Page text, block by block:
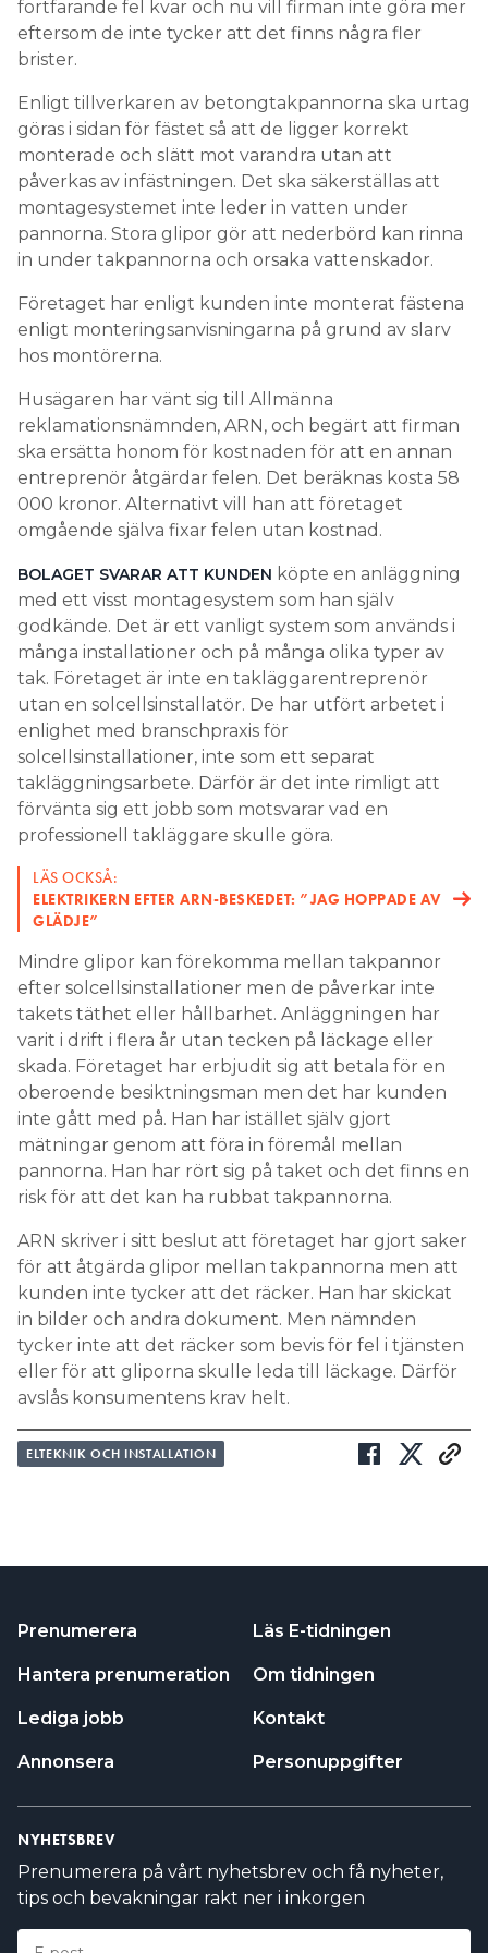
– I Sverige, där vi mest installerar på tak och alla tak
produktion över dagen. Nu, när vi får allt fler och
allt större solparker som är södervända, kommer vi
att se den här effekten också i Sverige. Det kommer
att påverka timpriset negativt mitt på dagen.
fortfarande fel kvar och nu vill firman inte göra mer
eftersom de inte tycker att det finns några fler
brister.
Enligt tillverkaren av betongtakpannorna ska urtag
göras i sidan för fästet så att de ligger korrekt
monterade och slätt mot varandra utan att
påverkas av infästningen. Det ska säkerställas att
montagesystemet inte leder in vatten under
pannorna. Stora glipor gör att nederbörd kan rinna
in under takpannorna och orsaka vattenskador.
Företaget har enligt kunden inte monterat fästena
enligt monteringsanvisningarna på grund av slarv
hos montörerna.
Husägaren har vänt sig till Allmänna
reklamationsnämnden, ARN, och begärt att firman
ska ersätta honom för kostnaden för att en annan
entreprenör åtgärdar felen. Det beräknas kosta 58
000 kronor. Alternativt vill han att företaget
omgående själva fixar felen utan kostnad.
BOLAGET SVARAR ATT KUNDEN köpte en anläggning
med ett visst montagesystem som han själv
godkände. Det är ett vanligt system som används i
många installationer och på många olika typer av
tak. Företaget är inte en takläggarentreprenör
utan en solcellsinstallatör. De har utfört arbetet i
enlighet med branschpraxis för
solcellsinstallationer, inte som ett separat
takläggningsarbete. Därför är det inte rimligt att
förvänta sig ett jobb som motsvarar vad en
professionell takläggare skulle göra.
LÄS OCKSÅ:
ELEKTRIKERN EFTER ARN-BESKEDET: ”JAG HOPPADE AV
GLÄDJE”
Mindre glipor kan förekomma mellan takpannor
efter solcellsinstallationer men de påverkar inte
takets täthet eller hållbarhet. Anläggningen har
varit i drift i flera år utan tecken på läckage eller
skada. Företaget har erbjudit sig att betala för en
oberoende besiktningsman men det har kunden
inte gått med på. Han har istället själv gjort
mätningar genom att föra in föremål mellan
pannorna. Han har rört sig på taket och det finns en
risk för att det kan ha rubbat takpannorna.
ARN skriver i sitt beslut att företaget har gjort saker
för att åtgärda glipor mellan takpannorna men att
kunden inte tycker att det räcker. Han har skickat
in bilder och andra dokument. Men nämnden
tycker inte att det räcker som bevis för fel i tjänsten
eller för att gliporna skulle leda till läckage. Därför
avslås konsumentens krav helt.
ELTEKNIK OCH INSTALLATION
Prenumerera
Hantera prenumeration
Lediga jobb
Annonsera
Läs E-tidningen
Om tidningen
Kontakt
Personuppgifter
NYHETSBREV
Prenumerera på vårt nyhetsbrev och få nyheter,
tips och bevakningar rakt ner i inkorgen